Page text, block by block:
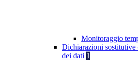
Monitoraggio
Dichiarazioni
dei dati 1